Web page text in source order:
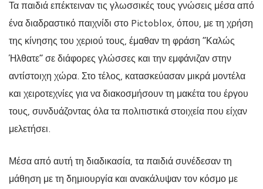
Τα παιδιά επέκτειναν τις γλωσσικές τους γνώσεις μέσα από
ένα διαδραστικό παιχνίδι στο Pictoblox, όπου, με τη χρήση
της κίνησης του χεριού τους, έμαθαν τη φράση “Καλώς
Ήλθατε” σε διάφορες γλώσσες και την εμφάνιζαν στην
αντίστοιχη χώρα. Στο τέλος, κατασκεύασαν μικρά μοντέλα
και χειροτεχνίες για να διακοσμήσουν τη μακέτα του έργου
τους, συνδυάζοντας όλα τα πολιτιστικά στοιχεία που είχαν
μελετήσει.
Μέσα από αυτή τη διαδικασία, τα παιδιά συνέδεσαν τη
μάθηση με τη δημιουργία και ανακάλυψαν τον κόσμο με